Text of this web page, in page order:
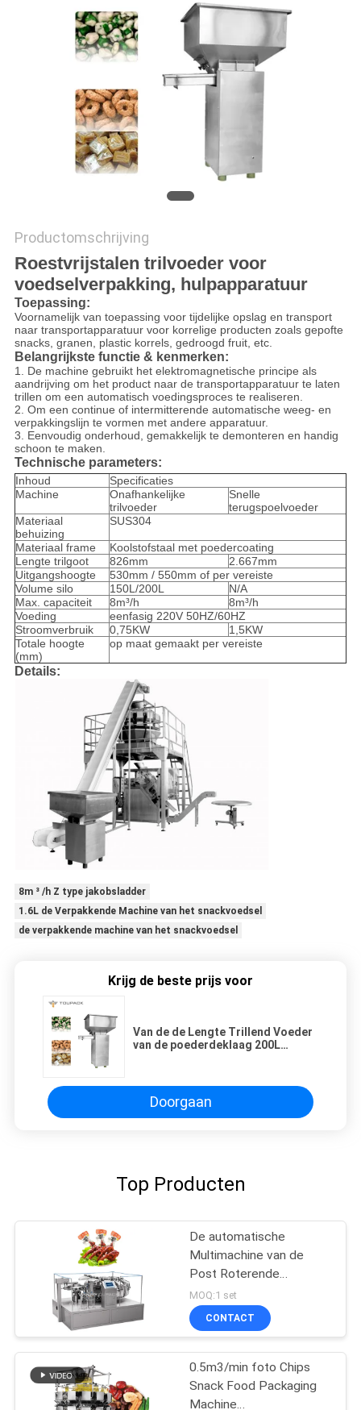
OFFERTE
SITEMAP
PRIVACYBELEID
Productomschrijving
Roestvrijstalen trilvoeder voor
voedselverpakking, hulpapparatuur
Toepassing:
Voornamelijk van toepassing voor tijdelijke opslag en transport
naar transportapparatuur voor korrelige producten zoals gepofte
snacks, granen, plastic korrels, gedroogd fruit, etc.
Belangrijkste functie & kenmerken:
1. De machine gebruikt het elektromagnetische principe als
aandrijving om het product naar de transportapparatuur te laten
trillen om een automatisch voedingsproces te realiseren.
2. Om een continue of intermitterende automatische weeg- en
verpakkingslijn te vormen met andere apparatuur.
3. Eenvoudig onderhoud, gemakkelijk te demonteren en handig
schoon te maken.
Technische parameters:
Inhoud
Specificaties
Machine
Onafhankelijke
trilvoeder
Snelle
terugspoelvoeder
Materiaal
behuizing
SUS304
Materiaal frame
Koolstofstaal met poedercoating
Lengte trilgoot
826mm
2.667mm
Uitgangshoogte
530mm / 550mm of per vereiste
Volume silo
150L/200L
N/A
Max. capaciteit
8m³/h
8m³/h
Voeding
eenfasig 220V 50HZ/60HZ
Stroomverbruik
0,75KW
1,5KW
Totale hoogte
(mm)
op maat gemaakt per vereiste
Details:
8m ³ /h Z type jakobsladder
1.6L de Verpakkende Machine van het snackvoedsel
de verpakkende machine van het snackvoedsel
Krijg de beste prijs voor
Van de de Lengte Trillend Voeder
van de poederdeklaag 200L
Doorgaan
Top Producten
De automatische
Multimachine van de
Post Roterende
Vacuümverpakking voor
Snackvoedsel
MOQ:1 set
CONTACT
0.5m3/min foto Chips
Snack Food Packaging
Machine